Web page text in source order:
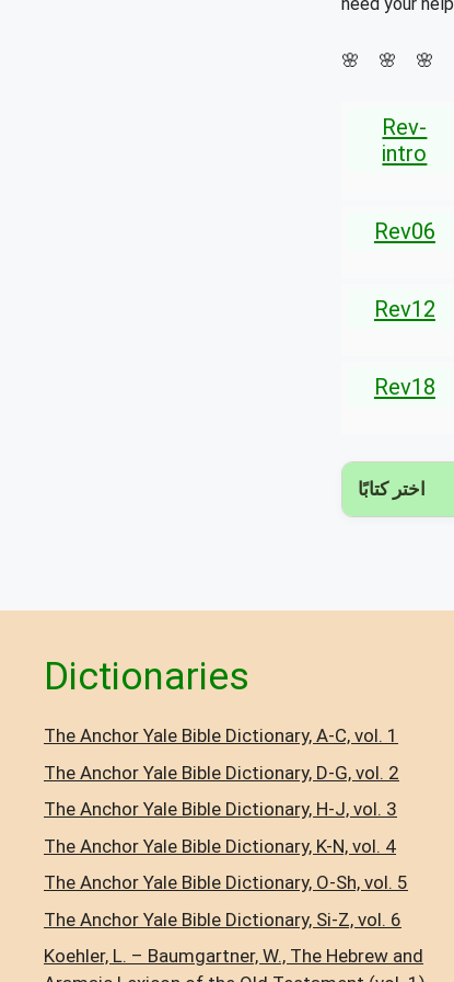
🌸 🌸 🌸
Rev-
intro
Rev06
Rev12
Rev18
اختر كتابًا
Dictionaries
The Anchor Yale Bible Dictionary, A-C, vol. 1
The Anchor Yale Bible Dictionary, D-G, vol. 2
The Anchor Yale Bible Dictionary, H-J, vol. 3
The Anchor Yale Bible Dictionary, K-N, vol. 4
The Anchor Yale Bible Dictionary, O-Sh, vol. 5
The Anchor Yale Bible Dictionary, Si-Z, vol. 6
Koehler, L. – Baumgartner, W., The Hebrew and